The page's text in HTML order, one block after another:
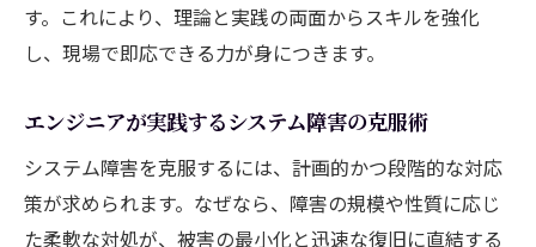
す。これにより、理論と実践の両面からスキルを強化
し、現場で即応できる力が身につきます。
エンジニアが実践するシステム障害の克服術
システム障害を克服するには、計画的かつ段階的な対応
策が求められます。なぜなら、障害の規模や性質に応じ
た柔軟な対処が、被害の最小化と迅速な復旧に直結する